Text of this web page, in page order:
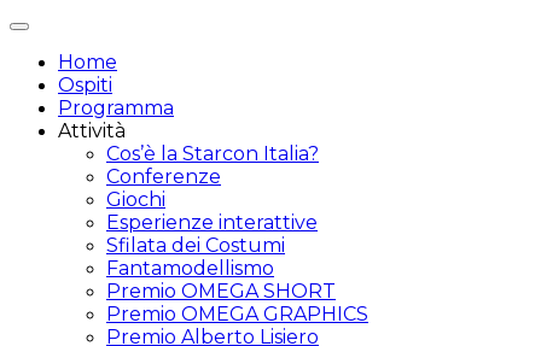
Attiva/disattiva
navigazione
Home
Ospiti
Programma
Attività
Cos’è la Starcon Italia?
Conferenze
Giochi
Esperienze interattive
Sfilata dei Costumi
Fantamodellismo
Premio OMEGA SHORT
Premio OMEGA GRAPHICS
Premio Alberto Lisiero